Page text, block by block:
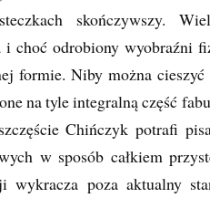
skończywszy.
i choć odrobiony wyobraźni
formie. Niby można
na tyle integralną część
Chińczyk potrafi
w sposób całkiem
wykracza poza aktualny